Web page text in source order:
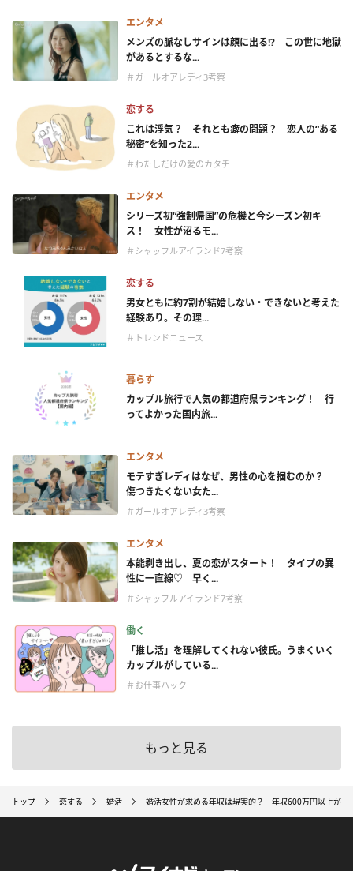
エンタメ
メンズの脈なしサインは顔に出る!? この世に地獄
があるとするな...
＃ガールオアレディ3考察
恋する
これは浮気？ それとも癖の問題？ 恋人の“ある
秘密”を知った2...
＃わたしだけの愛のカタチ
エンタメ
シリーズ初“強制帰国”の危機と今シーズン初キ
ス！ 女性が沼るモ...
＃シャッフルアイランド7考察
恋する
男女ともに約7割が結婚しない・できないと考えた
経験あり。その理...
＃トレンドニュース
暮らす
カップル旅行で人気の都道府県ランキング！ 行
ってよかった国内旅...
エンタメ
モテすぎレディはなぜ、男性の心を掴むのか？
傷つきたくない女た...
＃ガールオアレディ3考察
エンタメ
本能剥き出し、夏の恋がスタート！ タイプの異
性に一直線♡ 早く...
＃シャッフルアイランド7考察
働く
「推し活」を理解してくれない彼氏。うまくいく
カップルがしている...
＃お仕事ハック
もっと見る
トップ 恋する 婚活 婚活女性が求める年収は現実的？ 年収600万円以上が高